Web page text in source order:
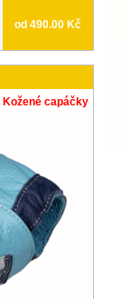
od 490.00 Kč
Kožené capáčky